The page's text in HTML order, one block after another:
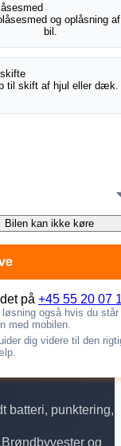
batteri, punktering,
og
og oplåsning af
bil.
til skift af hjul eller dæk.
Bilen kan ikke køre
på +45 55 20 07
løsning også hvis du står
med mobilen.
dig videre til den